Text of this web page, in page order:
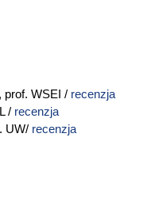
WSEI / recenzja
/ recenzja
UW/ recenzja